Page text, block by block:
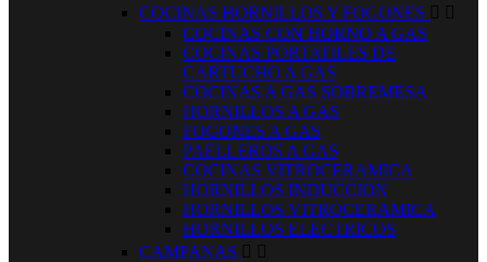
COCINAS HORNILLOS Y FOGONES  
COCINAS CON HORNO A GAS
COCINAS PORTATILES DE
CARTUCHO A GAS
COCINAS A GAS SOBREMESA
HORNILLOS A GAS
FOGONES A GAS
PAELLEROS A GAS
COCINAS VITROCERAMICA
HORNILLOS INDUCCION
HORNILLOS VITROCERAMICA
HORNILLOS ELECTRICOS
CAMPANAS  